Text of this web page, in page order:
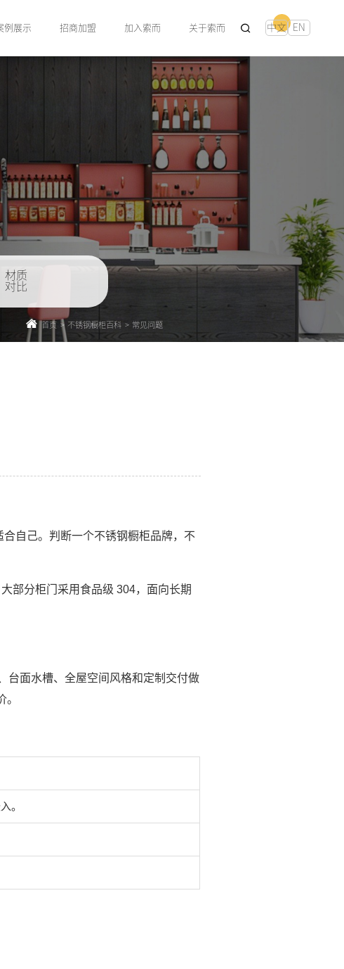
例展示 招商加盟 加入索而 关于索而 中文 EN
材质
对比
首页 > 不锈钢橱柜百科 > 常见问题
自己。判断一个不锈钢橱柜品牌，不
部分柜门采用食品级 304，面向长期
台面水槽、全屋空间风格和定制交付做
。